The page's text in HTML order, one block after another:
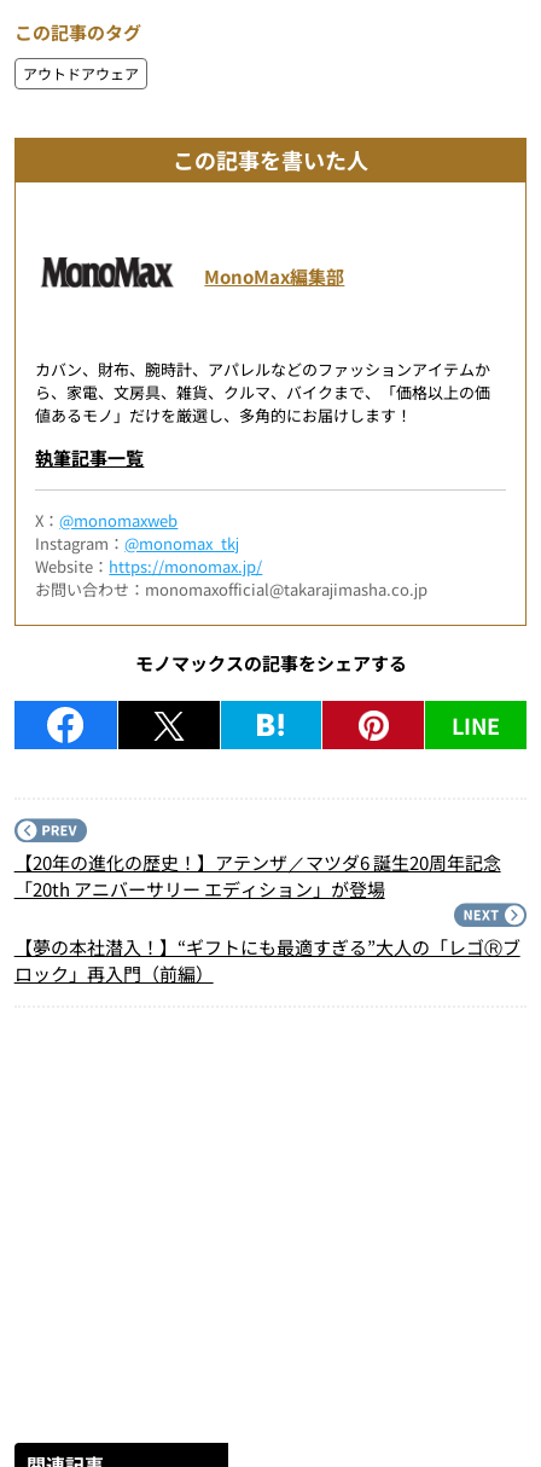
この記事のタグ
アウトドアウェア
この記事を書いた人
MonoMax編集部
カバン、財布、腕時計、アパレルなどのファッションアイテムか
ら、家電、文房具、雑貨、クルマ、バイクまで、「価格以上の価
値あるモノ」だけを厳選し、多角的にお届けします！
執筆記事一覧
X：@monomaxweb
Instagram：@monomax_tkj
Website： https://monomax.jp/
お問い合わせ：monomaxofficial@takarajimasha.co.jp
モノマックスの記事をシェアする
LINE
【20年の進化の歴史！】アテンザ／マツダ6 誕生20周年記念
「20th アニバーサリー エディション」が登場
【夢の本社潜入！】“ギフトにも最適すぎる”大人の「レゴⓇブ
ロック」再入門（前編）